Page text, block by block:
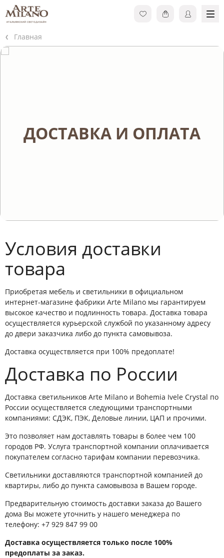
Главная
ДОСТАВКА И ОПЛАТА
Условия доставки
товара
Приобретая мебель и светильники в официальном
интернет-магазине фабрики Arte Milano мы гарантируем
высокое качество и подлинность товара. Доставка товара
осуществляется курьерской службой по указанному адресу
до двери заказчика либо до пункта самовывоза.
Доставка осуществляется при 100% предоплате!
Доставка по России
Доставка светильников Arte Milano и Bohemia Ivele Crystal по
России осуществляется следующими транспортными
компаниями: СДЭК, ПЭК, Деловые линии, ЦАП и прочими.
Это позволяет нам доставлять товары в более чем 100
городов РФ. Услуга транспортной компании оплачивается
покупателем согласно тарифам компании перевозчика.
Светильники доставляются транспортной компанией до
квартиры, либо до пункта самовывоза в Вашем городе.
Предварительную стоимость доставки заказа до Вашего
дома Вы можете уточнить у нашего менеджера по
телефону: +7 929 847 99 00
Доставка осуществляется только после 100%
предоплаты за заказ.